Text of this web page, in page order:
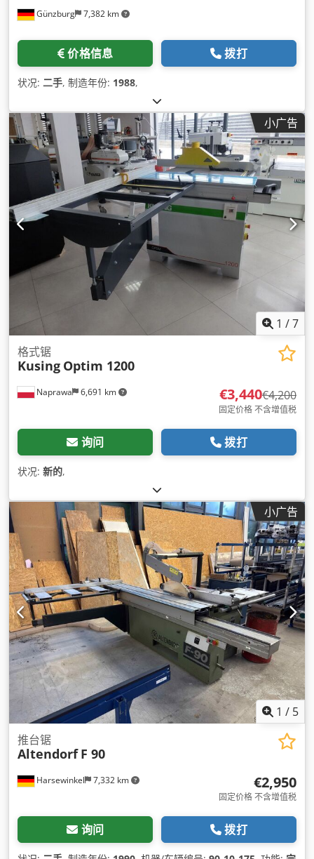
Günzburg 7,382 km
价格信息 拨打
状况: 二手, 制造年份: 1988,
小广告
1 /7
Naprawa 6,691 km
格式锯
Kusing Optim 1200
€3,440€4,200
固定价格 不含增值税
询问 拨打
状况: 新的,
小广告
1 / 5
Harsewinkel 7,332 km
推台锯
Altendorf F 90
€2,950
固定价格 不含增值税
询问 拨打